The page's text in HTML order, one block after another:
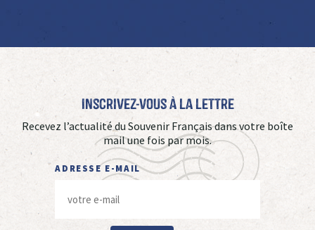
Inscrivez-vous à La Lettre
Recevez l’actualité du Souvenir Français dans votre boîte
mail une fois par mois.
ADRESSE E-MAIL